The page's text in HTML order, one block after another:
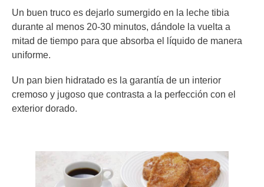
Un buen truco es dejarlo sumergido en la leche tibia
durante al menos 20-30 minutos, dándole la vuelta a
mitad de tiempo para que absorba el líquido de manera
uniforme.
Un pan bien hidratado es la garantía de un interior
cremoso y jugoso que contrasta a la perfección con el
exterior dorado.